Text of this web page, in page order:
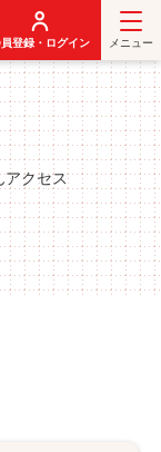
登録・ログイン メニュー
アクセス